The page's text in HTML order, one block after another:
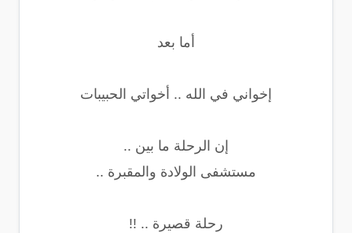
أما بعد
إخواني في الله .. أخواتي الحبيبات
إن الرحلة ما بين ..
مستشفى الولادة والمقبرة ..
رحلة قصيرة .. !!